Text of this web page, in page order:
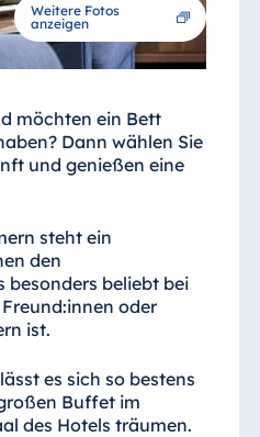
Weitere Fotos
anzeigen
möchten ein Bett
Dann wählen Sie
und genießen eine
steht ein
den
besonders beliebt bei
oder
ist.
es sich so bestens
Buffet im
des Hotels träumen.